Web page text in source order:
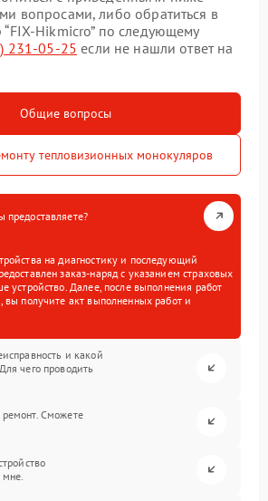
вопросами, либо обратиться в
Hikmicro” по следующему
231-05-25 если не нашли ответ на
Общие вопросы
тепловизионных монокуляров
на диагностику и последующий
заказ-наряд с указанием страховых
устройство. Далее, после выполнения работ
вы получите акт выполненных работ и
и какой
чего проводить
Сможете
мне.